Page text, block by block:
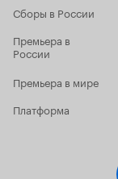
Сборы в России
Премьера в
России
Премьера в мире
Платформа